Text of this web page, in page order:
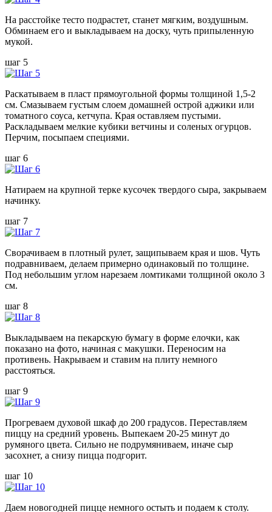
На расстойке тесто подрастет, станет мягким, воздушным.
Обминаем его и выкладываем на доску, чуть припыленную
мукой.
шаг 5
Раскатываем в пласт прямоугольной формы толщиной 1,5-2
см. Смазываем густым слоем домашней острой аджики или
томатного соуса, кетчупа. Края оставляем пустыми.
Раскладываем мелкие кубики ветчины и соленых огурцов.
Перчим, посыпаем специями.
шаг 6
Натираем на крупной терке кусочек твердого сыра, закрываем
начинку.
шаг 7
Сворачиваем в плотный рулет, защипываем края и шов. Чуть
подравниваем, делаем примерно одинаковый по толщине.
Под небольшим углом нарезаем ломтиками толщиной около 3
см.
шаг 8
Выкладываем на пекарскую бумагу в форме елочки, как
показано на фото, начиная с макушки. Переносим на
противень. Накрываем и ставим на плиту немного
расстояться.
шаг 9
Прогреваем духовой шкаф до 200 градусов. Переставляем
пиццу на средний уровень. Выпекаем 20-25 минут до
румяного цвета. Сильно не подрумяниваем, иначе сыр
засохнет, а снизу пицца подгорит.
шаг 10
Даем новогодней пицце немного остыть и подаем к столу.